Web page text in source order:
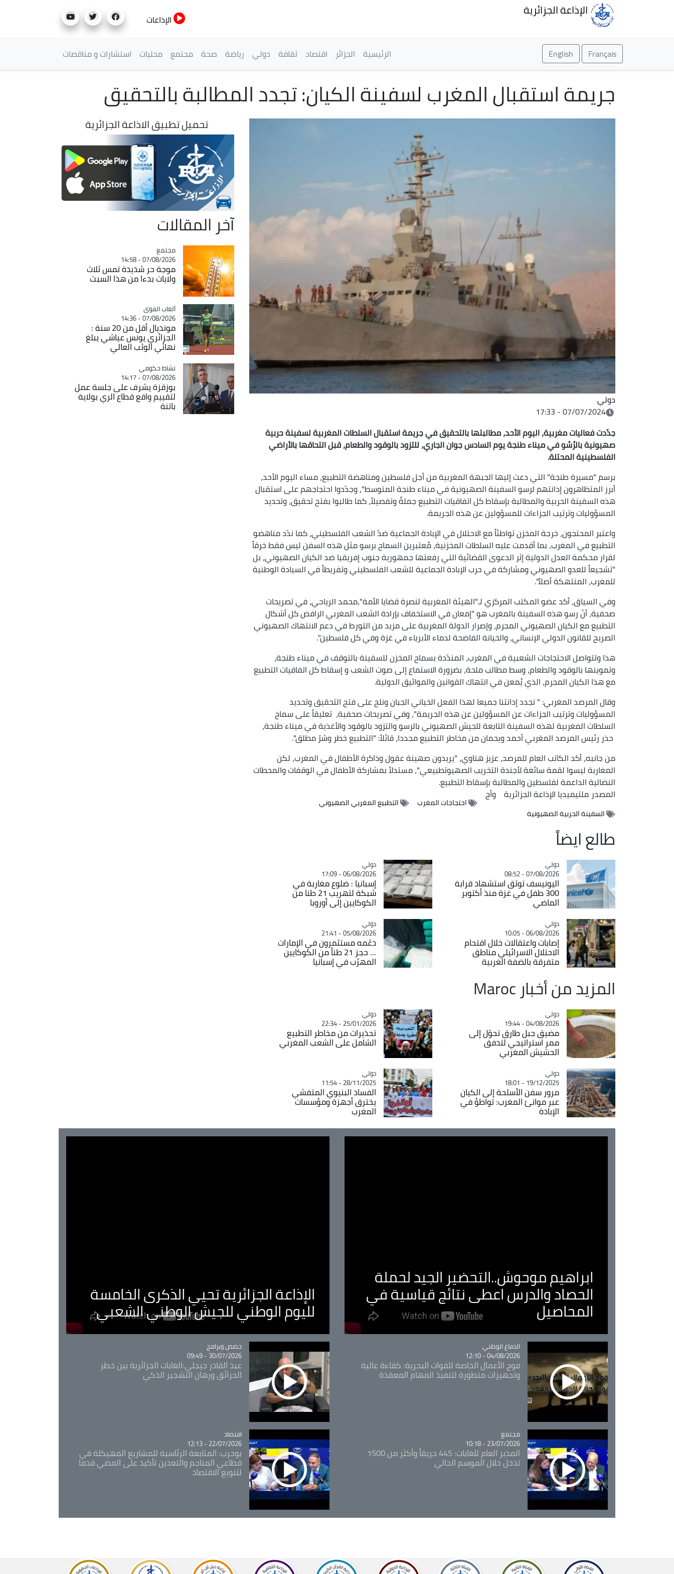
الإذاعة الجزائرية
الإذاعات
Français
English القائمة الرئيسية
الرئيسية الجزائر اقتصاد ثقافة دولي رياضة صحة مجتمع محليات استشارات و مناقصات
جريمة استقبال المغرب لسفينة الكيان: تجدد المطالبة بالتحقيق
دولي
07/07/2024 - 17:33
جدّدت فعاليات مغربية، اليوم الأحد، مطالبتها بالتحقيق في جريمة استقبال السلطات المغربية لسفينة حربية
صهيونية بالرُسُو في ميناء طنجة يوم السادس جوان الجاري، للتزود بالوقود والطعام، قبل التحاقها بالأراضي
الفلسطينية المحتلة.
برسم "مسيرة طنجة" التي دعت إليها الجبهة المغربية من أجل فلسطين ومناهضة التطبيع، مساء اليوم الأحد،
أبرز المتظاهرون إدانتهم لرسو السفينة الصهيونية في ميناء طنجة المتوسط"، وجدّدوا احتجاجهم على استقبال
هذه السفينة الحربية والمطالبة بإسقاط كل اتفاقيات التطبيع جملةً وتفصيلاً، كما طالبوا بفتح تحقيق، وتحديد
المسؤوليات وترتيب الجزاءات للمسؤولين عن هذه الجريمة.
واعتبر المحتجون، خرجة المخزن تواطئاً مع الاحتلال في الإبادة الجماعية ضدّ الشعب الفلسطيني، كما ندّد مناهضو
التطبيع في المغرب، بما أقدمت عليه السلطات المخزنية، مُعتبرين السماح برسو مثل هذه السفن ليس فقط خرقاً
لقرار محكمة العدل الدولية إثر الدعوى القضائية التي رفعتها جمهورية جنوب إفريقيا ضد الكيان الصهيوني، بل
"تشجيعاً للعدو الصهيوني ومشاركة في حرب الإبادة الجماعية للشعب الفلسطيني وتفريطاً في السيادة الوطنية
للمغرب، المنتهكة أصلاً".
وفي السياق، أكد عضو المكتب المركزي لـ"الهيئة المغربية لنصرة قضايا الأمة"،محمد الرياحي، في تصريحات
صحفية، أنّ رسو هذه السفينة بالمغرب هو "إمعان في الاستخفاف بإرادة الشعب المغربي الرافض كل أشكال
التطبيع مع الكيان الصهيوني المجرم، وإصرار الدولة المغربية على مزيد من التورط في دعم الانتهاك الصهيوني
الصريح للقانون الدولي الإنساني، والخيانة الفاضحة لدماء الأبرياء في غزة وفي كل فلسطين".
هذا وتتواصل الاحتجاجات الشعبية في المغرب، المندّدة بسماح المخزن للسفينة بالتوقف في ميناء طنجة،
وتموينها بالوقود والطعام، وسط مطالب ملحة، بضرورة الاستماع إلى صوت الشعب و إسقاط كل اتفاقيات التطبيع
مع هذا الكيان المجرم، الذي يُمعن في انتهاك القوانين والمواثيق الدولية.
وقال المرصد المغربي: " نجدد إدانتنا جميعا لهذا الفعل الخياني الجبان ونلح على فتح التحقيق وتحديد
المسؤوليات وترتيب الجزاءات عن المسؤولين عن هذه الجريمة"، وفي تصريحات صحفية، تعليقاً على سماح
السلطات المغربية لهذه السفينة التابعة للجيش الصهيوني بالرسو والتزود بالوقود والأغذية في ميناء طنجة،
حذر رئيس المرصد المغربي أحمد ويحمان من مخاطر التطبيع مجددا، قائلاً: "التطبيع خطر وشرّ مطلق".
من جانبه، أكد الكاتب العام للمرصد، عزيز هناوي، "يريدون صهينة عقول وذاكرة الأطفال في المغرب، لكن
المغاربة ليسوا لقمة سائغة لأجندة التخريب الصهيوتطبيعي"، مستدلاً بمشاركة الأطفال في الوقفات والمحطات
النضالية الداعمة لفلسطين والمطالبة بإسقاط التطبيع.
المصدر ملتيميديا الإذاعة الجزائرية وأج
احتجاجات المغرب
التطبيع المغربي الصهيوني
السفينة الحربية الصهيونية
طالع ايضاً
Catégorie
دولي
07/08/2026 - 08:52
اليونيسف توثق استشهاد قرابة
300 طفل في غزة منذ أكتوبر
الماضي
Catégorie
دولي
06/08/2026 - 17:09
إسبانيا : ضلوع مغاربة في
شبكة لتهريب 21 طنا من
الكوكايين إلى أوروبا
Catégorie
دولي
06/08/2026 - 10:05
إصابات واعتقالات خلال اقتحام
الاحتلال الاسرائيلي مناطق
متفرقة بالضفة الغربية
Catégorie
دولي
05/08/2026 - 21:41
دعّمه مستثمرون في الإمارات
... حجز 21 طناً من الكوكايين
المهرّب في إسبانيا
المزيد من أخبار Maroc
Catégorie
دولي
04/08/2026 - 19:44
مضيق جبل طارق تحوّل إلى
ممر استراتيجي لتدفق
الحشيش المغربي
Catégorie
دولي
25/01/2026 - 22:34
تحذيرات من مخاطر التطبيع
الشامل على الشعب المغربي
Catégorie
دولي
19/12/2025 - 18:01
مرور سفن الأسلحة إلى الكيان
عبر موانئ المغرب: تواطؤ في
الإبادة
Catégorie
دولي
28/11/2025 - 11:54
الفساد البنيوي المتفشي
يخترق أجهزة ومؤسسات
المغرب
تحميل تطبيق الاذاعة الجزائرية
آخر المقالات
Catégorie
مجتمع
07/08/2026 - 14:58
موجة حر شديدة تمس ثلاث
ولايات بدءا من هذا السبت
Catégorie
ألعاب القوى
07/08/2026 - 14:36
مونديال أقل من 20 سنة :
الجزائري يونس عياشي يبلغ
نهائي الوثب العالي
Catégorie
نشاط حكومي
07/08/2026 - 14:17
بوزقزة يشرف على جلسة عمل
لتقييم واقع قطاع الري بولاية
باتنة
ابراهيم موحوش..التحضير الجيد لحملة
الحصاد والدرس اعطى نتائج قياسية في
المحاصيل
الإذاعة الجزائرية تحيي الذكرى الخامسة
لليوم الوطني للجيش الوطني الشعبي
Catégorie
الدفاع الوطني
04/08/2026 - 12:10
فوج الأعمال الخاصة للقوات البحرية: كفاءة عالية
وتجهيزات متطورة لتنفيذ المهام المعقدة
Catégorie
حصص وبرامج
30/07/2026 - 09:49
عبد القادر جيجلي:الغابات الجزائرية بين خطر
الحرائق ورهان التشجير الذكي
Catégorie
مجتمع
23/07/2026 - 10:18
المدير العام للغابات: 445 حريقاً وأكثر من 1500
تدخل خلال الموسم الحالي
Catégorie
اقتصاد
22/07/2026 - 12:13
بوحرب: المتابعة الرئاسية للمشاريع المهيكلة في
قطاعي المناجم والتعدين تأكيد على المضي قدما
لتنويع الاقتصاد